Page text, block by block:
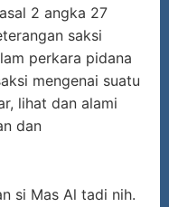
2 angka 27
saksi
perkara pidana
mengenai suatu
lihat dan alami
dan
si Mas Al tadi nih.